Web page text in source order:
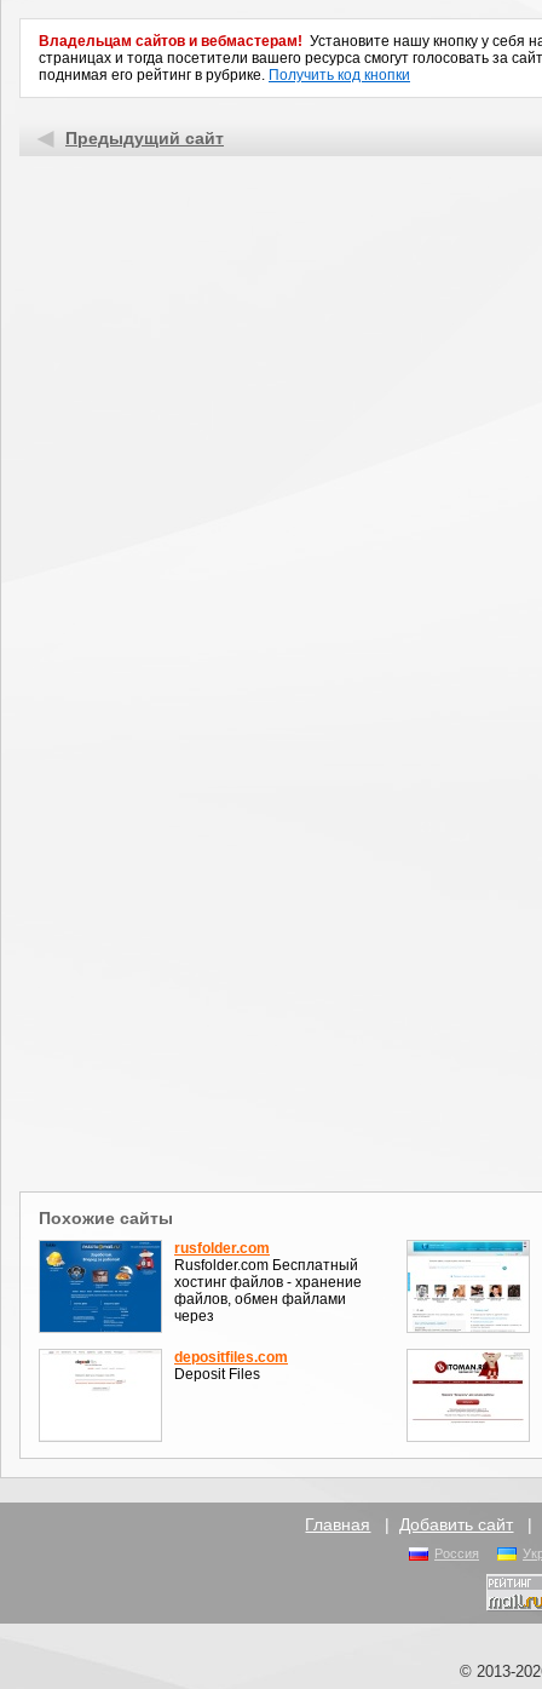
Владельцам сайтов и вебмастерам! Установите нашу кнопку у себя
страницах и тогда посетители вашего ресурса смогут голосовать за
поднимая его рейтинг в рубрике. Получить код кнопки
Предыдущий сайт
Похожие сайты
rusfolder.com
Rusfolder.com Бесплатный
хостинг файлов - хранение
файлов, обмен файлами
через
depositfiles.com
Deposit Files
Главная | Добавить сайт |
Россия
© 2013-